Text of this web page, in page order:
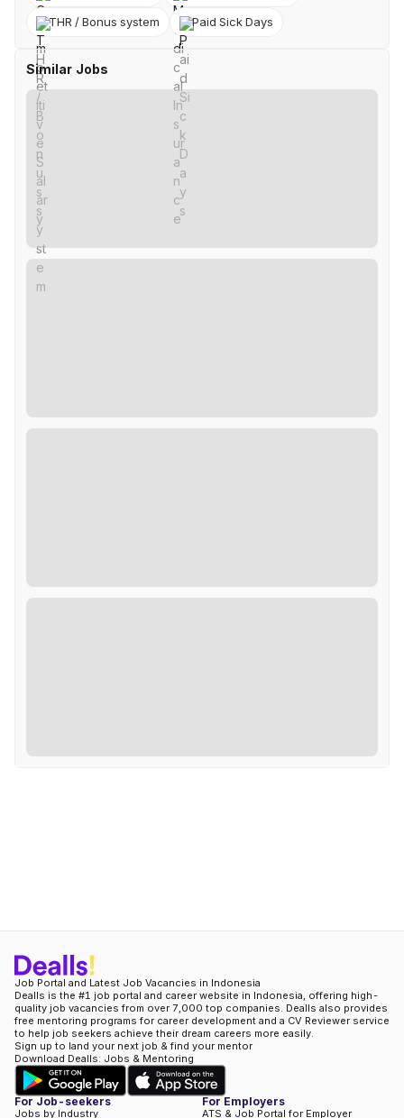
THR / Bonus system Paid Sick Days
Similar Jobs
Job Portal and Latest Job Vacancies in Indonesia
Dealls is the #1 job portal and career website in Indonesia, offering high-
quality job vacancies from over 7,000 top companies. Dealls also provides
free mentoring programs for career development and a CV Reviewer service
to help job seekers achieve their dream careers more easily.
Sign up to land your next job & find your mentor
Download Dealls: Jobs & Mentoring
For Job-seekers
Jobs by Industry
For Employers
ATS & Job Portal for Employer